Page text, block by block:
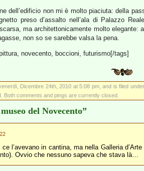
dell’edificio non mi è molto piaciuta: della
preso d’assalto nell’ala di Palazzo
ma architettonicamente molto elegante:
non so se sarebbe valsa la pena.
novecento, boccioni, futurismo[/tags]
Dicembre 24th, 2010 at 5:08 pm, and is filed
Both comments and pings are currently closed.
del Novecento”
ce l’avevano in cantina, ma nella Galleria
Ovvio che nessuno sapeva che stava là…